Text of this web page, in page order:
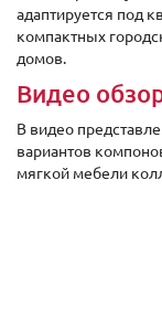
адаптируется под
компактных
домов.
Видео
В видео
вариантов
мягкой мебели